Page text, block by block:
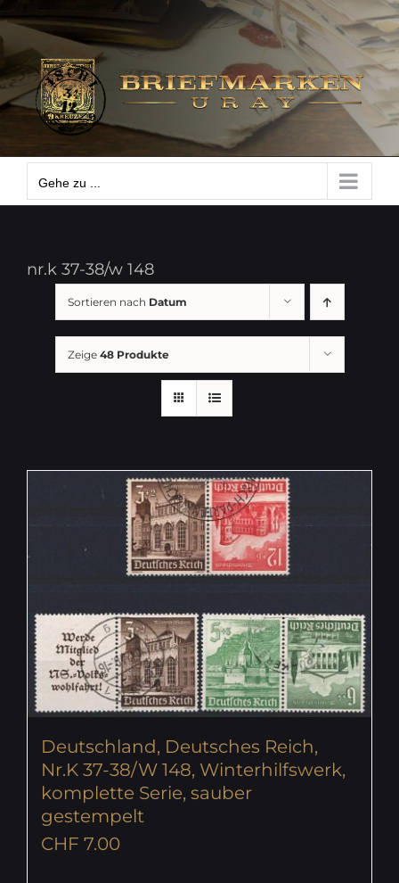
Zum
Inhalt
springen
Gehe zu ...
Gehe zu ...
nr.k 37-38/w 148
Sortieren nach Datum
Zeige 48 Produkte
Deutschland, Deutsches Reich,
Nr.K 37-38/W 148, Winterhilfswerk,
komplette Serie, sauber
gestempelt
CHF 7.00